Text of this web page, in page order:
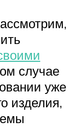
случае
уже
изделия,